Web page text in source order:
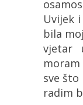
Uvijek
bila moj
vjetar
sve što
radim